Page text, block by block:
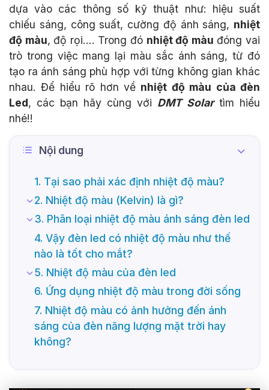
dựa vào các thông số kỹ thuật như: hiệu suất
chiếu sáng, công suất, cường độ ánh sáng, nhiệt
độ màu, độ rọi…. Trong đó nhiệt độ màu đóng vai
trò trong việc mang lại màu sắc ánh sáng, từ đó
tạo ra ánh sáng phù hợp với từng không gian khác
nhau. Để hiểu rõ hơn về nhiệt độ màu của đèn
Led, các bạn hãy cùng với DMT Solartìm hiểu
nhé!!
Nội dung
1. Tại sao phải xác định nhiệt độ màu?
2. Nhiệt độ màu (Kelvin) là gì?
3. Phân loại nhiệt độ màu ánh sáng đèn led
4. Vậy đèn led có nhiệt độ màu như thế
nào là tốt cho mắt?
5. Nhiệt độ màu của đèn led
6. Ứng dụng nhiệt độ màu trong đời sống
7. Nhiệt độ màu có ảnh hưởng đến ánh
sáng của đèn năng lượng mặt trời hay
không?